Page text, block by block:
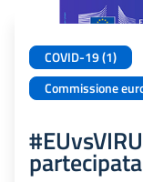
COVID-19 (1)
Commissione